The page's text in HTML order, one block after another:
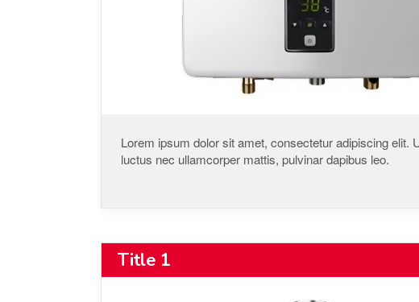
Lorem ipsum dolor sit amet, consectetur adipiscing elit.
luctus nec ullamcorper mattis, pulvinar dapibus leo.
Title 1